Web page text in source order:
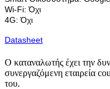
Wi-Fi: Όχι
4G: Όχι
Datasheet
Ο καταναλωτής έχει την
συνεργαζόμενη εταιρεία
του.